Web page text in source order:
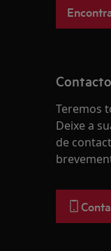
Contacto
Teremos
Deixe a
de